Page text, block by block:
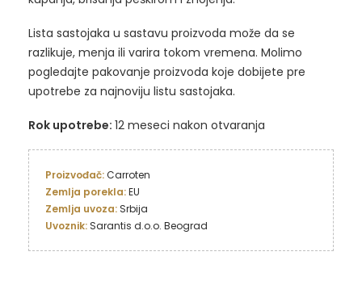
Lista sastojaka u sastavu proizvoda može da se
razlikuje, menja ili varira tokom vremena. Molimo
pogledajte pakovanje proizvoda koje dobijete pre
upotrebe za najnoviju listu sastojaka.
Rok upotrebe: 12 meseci nakon otvaranja
Proizvođač: Carroten
Zemlja porekla:
Zemlja uvoza:
Uvoznik: Sarantis d.o.o. Beograd